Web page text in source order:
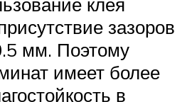
зазоров
мм. Поэтому
имеет более
в